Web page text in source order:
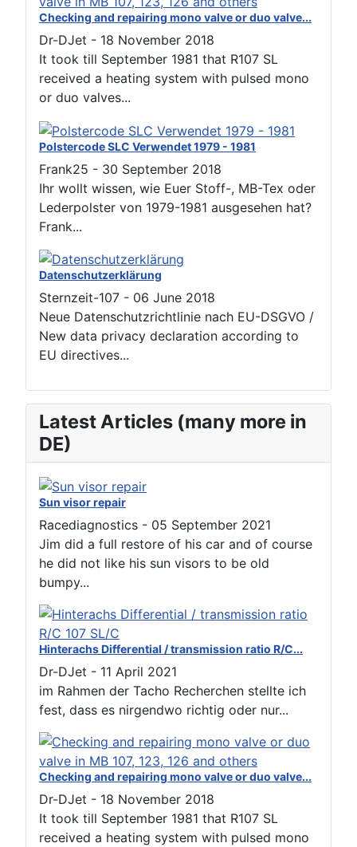
Checking and repairing mono valve or duo valve...
Dr-DJet - 18 November 2018
It took till September 1981 that R107 SL
received a heating system with pulsed mono
or duo valves...
Polstercode SLC Verwendet 1979 - 1981
Frank25 - 30 September 2018
Ihr wollt wissen, wie Euer Stoff-, MB-Tex oder
Lederpolster von 1979-1981 ausgesehen hat?
Frank...
Datenschutzerklärung
Sternzeit-107 - 06 June 2018
Neue Datenschutzrichtlinie nach EU-DSGVO /
New data privacy declaration according to
EU directives...
Latest Articles (many more in
DE)
Sun visor repair
Racediagnostics - 05 September 2021
Jim did a full restore of his car and of course
he did not like his sun visors to be old
bumpy...
Hinterachs Differential / transmission ratio R/C...
Dr-DJet - 11 April 2021
im Rahmen der Tacho Recherchen stellte ich
fest, dass es nirgendwo richtig oder nur...
Checking and repairing mono valve or duo valve...
Dr-DJet - 18 November 2018
It took till September 1981 that R107 SL
received a heating system with pulsed mono